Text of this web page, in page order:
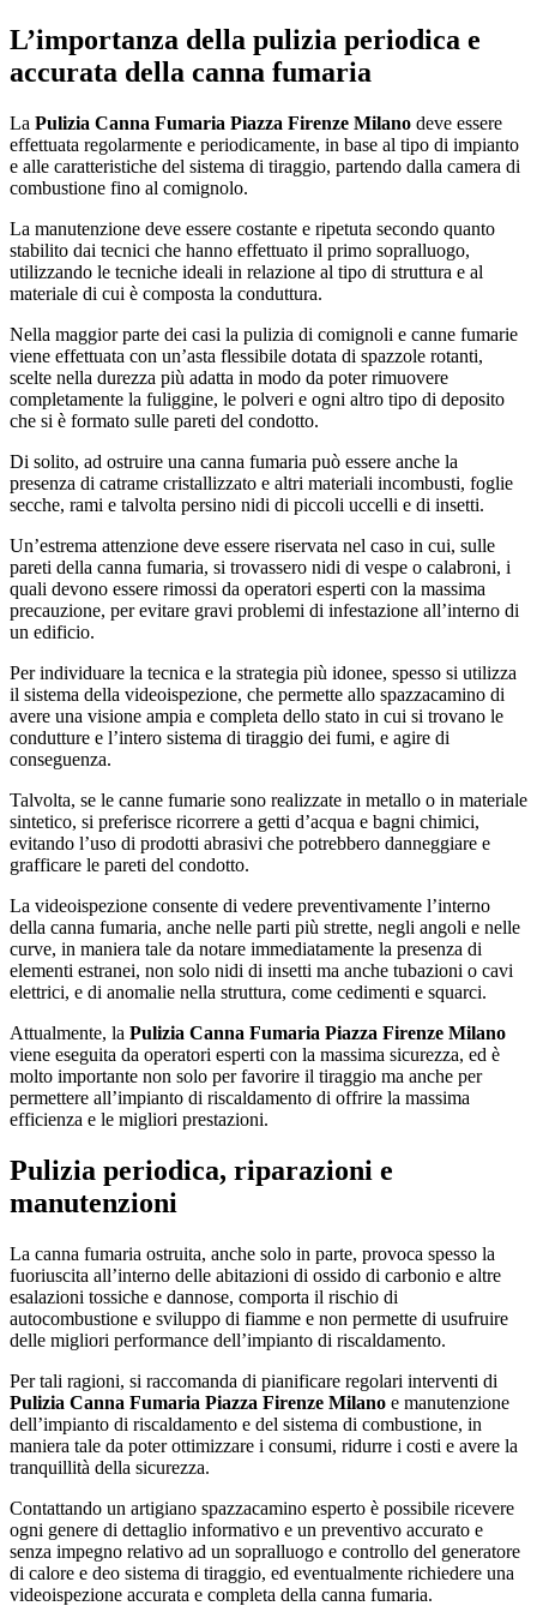
L’importanza della pulizia periodica e
accurata della canna fumaria
La Pulizia Canna Fumaria Piazza Firenze Milano deve essere
effettuata regolarmente e periodicamente, in base al tipo di impianto
e alle caratteristiche del sistema di tiraggio, partendo dalla camera di
combustione fino al comignolo.
La manutenzione deve essere costante e ripetuta secondo quanto
stabilito dai tecnici che hanno effettuato il primo sopralluogo,
utilizzando le tecniche ideali in relazione al tipo di struttura e al
materiale di cui è composta la conduttura.
Nella maggior parte dei casi la pulizia di comignoli e canne fumarie
viene effettuata con un’asta flessibile dotata di spazzole rotanti,
scelte nella durezza più adatta in modo da poter rimuovere
completamente la fuliggine, le polveri e ogni altro tipo di deposito
che si è formato sulle pareti del condotto.
Di solito, ad ostruire una canna fumaria può essere anche la
presenza di catrame cristallizzato e altri materiali incombusti, foglie
secche, rami e talvolta persino nidi di piccoli uccelli e di insetti.
Un’estrema attenzione deve essere riservata nel caso in cui, sulle
pareti della canna fumaria, si trovassero nidi di vespe o calabroni, i
quali devono essere rimossi da operatori esperti con la massima
precauzione, per evitare gravi problemi di infestazione all’interno di
un edificio.
Per individuare la tecnica e la strategia più idonee, spesso si utilizza
il sistema della videoispezione, che permette allo spazzacamino di
avere una visione ampia e completa dello stato in cui si trovano le
condutture e l’intero sistema di tiraggio dei fumi, e agire di
conseguenza.
Talvolta, se le canne fumarie sono realizzate in metallo o in materiale
sintetico, si preferisce ricorrere a getti d’acqua e bagni chimici,
evitando l’uso di prodotti abrasivi che potrebbero danneggiare e
grafficare le pareti del condotto.
La videoispezione consente di vedere preventivamente l’interno
della canna fumaria, anche nelle parti più strette, negli angoli e nelle
curve, in maniera tale da notare immediatamente la presenza di
elementi estranei, non solo nidi di insetti ma anche tubazioni o cavi
elettrici, e di anomalie nella struttura, come cedimenti e squarci.
Attualmente, la Pulizia Canna Fumaria Piazza Firenze Milano
viene eseguita da operatori esperti con la massima sicurezza, ed è
molto importante non solo per favorire il tiraggio ma anche per
permettere all’impianto di riscaldamento di offrire la massima
efficienza e le migliori prestazioni.
Pulizia periodica, riparazioni e
manutenzioni
La canna fumaria ostruita, anche solo in parte, provoca spesso la
fuoriuscita all’interno delle abitazioni di ossido di carbonio e altre
esalazioni tossiche e dannose, comporta il rischio di
autocombustione e sviluppo di fiamme e non permette di usufruire
delle migliori performance dell’impianto di riscaldamento.
Per tali ragioni, si raccomanda di pianificare regolari interventi di
Pulizia Canna Fumaria Piazza Firenze Milano e manutenzione
dell’impianto di riscaldamento e del sistema di combustione, in
maniera tale da poter ottimizzare i consumi, ridurre i costi e avere la
tranquillità della sicurezza.
Contattando un artigiano spazzacamino esperto è possibile ricevere
ogni genere di dettaglio informativo e un preventivo accurato e
senza impegno relativo ad un sopralluogo e controllo del generatore
di calore e deo sistema di tiraggio, ed eventualmente richiedere una
videoispezione accurata e completa della canna fumaria.